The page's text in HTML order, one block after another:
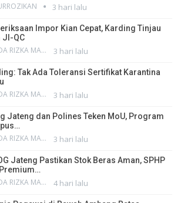
3 hari lalu
Impor Kian Cepat, Karding Tinjau
JI-QC
NANDA RIZKA MAHENDRA 3 hari lalu
Tak Ada Toleransi Sertifikat Karantina
NANDA RIZKA MAHENDRA 3 hari lalu
Jateng dan Polines Teken MoU, Program
NANDA RIZKA MAHENDRA 3 hari lalu
Jateng Pastikan Stok Beras Aman, SPHP
NANDA RIZKA MAHENDRA 4 hari lalu